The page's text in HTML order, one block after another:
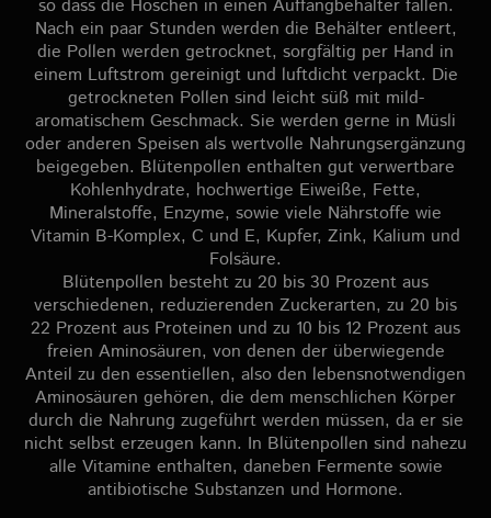
so dass die Höschen in einen Auffangbehälter fallen.
Nach ein paar Stunden werden die Behälter entleert,
die Pollen werden getrocknet, sorgfältig per Hand in
einem Luftstrom gereinigt und luftdicht verpackt. Die
getrockneten Pollen sind leicht süß mit mild-
aromatischem Geschmack. Sie werden gerne in Müsli
oder anderen Speisen als wertvolle Nahrungsergänzung
beigegeben. Blütenpollen enthalten gut verwertbare
Kohlenhydrate, hochwertige Eiweiße, Fette,
Mineralstoffe, Enzyme, sowie viele Nährstoffe wie
Vitamin B-Komplex, C und E, Kupfer, Zink, Kalium und
Folsäure.
Blütenpollen besteht zu 20 bis 30 Prozent aus
verschiedenen, reduzierenden Zuckerarten, zu 20 bis
22 Prozent aus Proteinen und zu 10 bis 12 Prozent aus
freien Aminosäuren, von denen der überwiegende
Anteil zu den essentiellen, also den lebensnotwendigen
Aminosäuren gehören, die dem menschlichen Körper
durch die Nahrung zugeführt werden müssen, da er sie
nicht selbst erzeugen kann. In Blütenpollen sind nahezu
alle Vitamine enthalten, daneben Fermente sowie
antibiotische Substanzen und Hormone.